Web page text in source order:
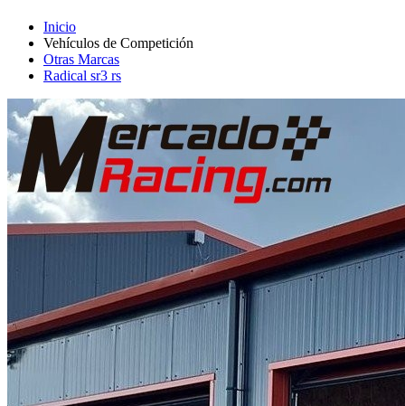
Vehículos de Competición
Otras Marcas
Radical sr3 rs